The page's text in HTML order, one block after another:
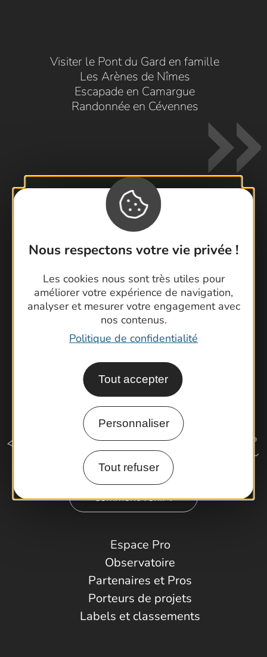
Nous respectons votre vie privée !
Les cookies nous sont très utiles pour
améliorer votre expérience de navigation,
analyser et mesurer votre engagement avec
nos contenus.
Politique de confidentialité
Tout accepter
Personnaliser
Tout refuser
Visiter le Pont du Gard en famille
Les Arènes de Nîmes
Escapade en Camargue
Randonnée en Cévennes
Contactez-nous !
Foire aux questions
Cartoguides et Topoguides
Latitude Gard
Comment venir ?
Espace Pro
Observatoire
Partenaires et Pros
Porteurs de projets
Labels et classements